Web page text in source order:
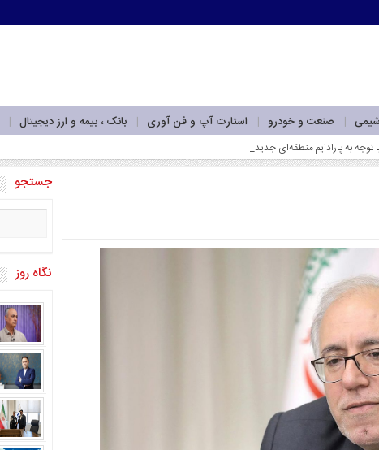
صنعت و خودرو استارت آپ و فن آوری بانک ، بیمه و ارز دیجیتال
به پارادایم منطقه‌ای جدید_
جستجو
نگاه روز